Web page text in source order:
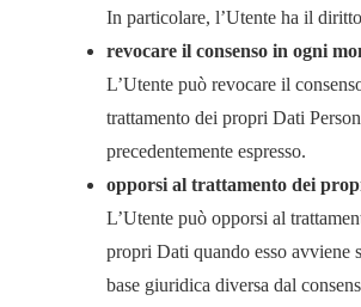
In particolare, l’Utente ha il
revocare il consenso in ogni
L’Utente può revocare il
trattamento dei propri Dati
precedentemente espresso.
opporsi al trattamento dei
L’Utente può opporsi al
propri Dati quando esso avviene
base giuridica diversa dal